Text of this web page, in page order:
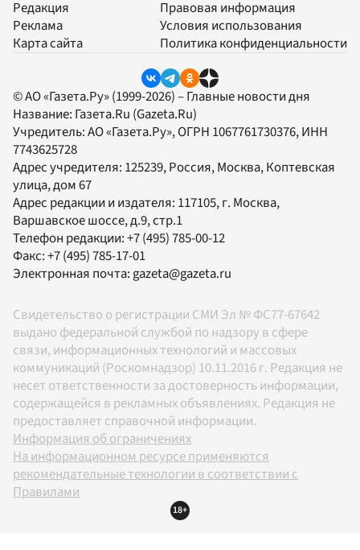
Редакция
Реклама
Карта сайта
Правовая информация
Условия использования
Политика конфиденциальности
© АО «Газета.Ру» (1999-2026) – Главные новости дня
Название: Газета.Ru (Gazeta.Ru)
Учредитель:АО «Газета.Ру», ОГРН 1067761730376, ИНН
7743625728
Адрес учредителя: 125239, Россия, Москва, Коптевская
улица, дом 67
Адрес редакции и издателя: 117105, г. Москва,
Варшавское шоссе, д.9, стр.1
Телефон редакции:+7 (495) 785-00-12
Факс:+7 (495) 785-17-01
Электронная почта:gazeta@gazeta.ru
Свидетельство о регистрации СМИ Эл № ФС77-67642
выдано федеральной службой по надзору в сфере
связи, информационных технологий и массовых
коммуникаций (Роскомнадзор) 10.11.2016 г. Редакция не
несет ответственности за достоверность информации,
содержащейся в рекламных объявлениях. Редакция не
предоставляет справочной информации.
Информация об ограничениях
На информационном ресурсе применяются
рекомендательные технологии в соответствии с
Правилами
18+